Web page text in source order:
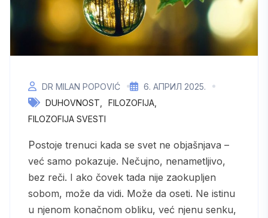
DR MILAN POPOVIĆ
6. АПРИЛ 2025.
DUHOVNOST
FILOZOFIJA
FILOZOFIJA SVESTI
Postoje trenuci kada se svet ne objašnjava –
već samo pokazuje. Nečujno, nenametljivo,
bez reči. I ako čovek tada nije zaokupljen
sobom, može da vidi. Može da oseti. Ne istinu
u njenom konačnom obliku, već njenu senku,